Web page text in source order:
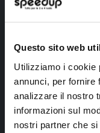
Questo sito web
Utilizziamo i cookie
annunci, per fornire
analizzare il nostro
informazioni sul
nostri partner che
Segui